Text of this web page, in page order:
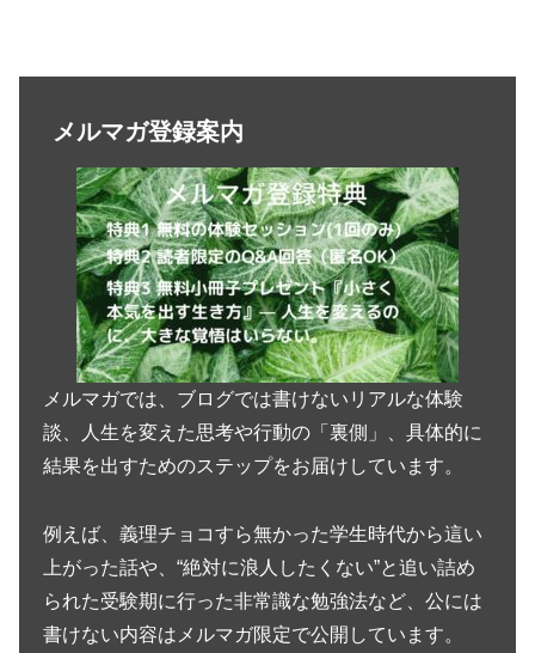
メルマガ登録案内
メルマガでは、ブログでは書けないリアルな体験
談、人生を変えた思考や行動の「裏側」、具体的に
結果を出すためのステップをお届けしています。
例えば、義理チョコすら無かった学生時代から這い
上がった話や、“絶対に浪人したくない”と追い詰め
られた受験期に行った非常識な勉強法など、公には
書けない内容はメルマガ限定で公開しています。